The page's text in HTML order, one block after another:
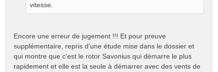
vitesse.
Encore une erreur de jugement !!! Et pour preuve
supplémentaire, repris d'une étude mise dans le dossier et
qui montre que c'est le rotor Savonius qui démarre le plus
rapidement et elle est la seule à démarrer avec des vents de